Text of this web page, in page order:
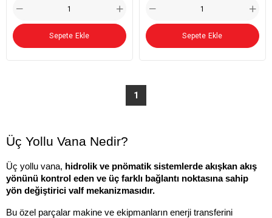
Sepete Ekle Sepete Ekle
1
Üç Yollu Vana Nedir?
Üç yollu vana, hidrolik ve pnömatik sistemlerde akışkan akış
yönünü kontrol eden ve üç farklı bağlantı noktasına sahip
yön değiştirici valf mekanizmasıdır.
Bu özel parçalar makine ve ekipmanların enerji transferini